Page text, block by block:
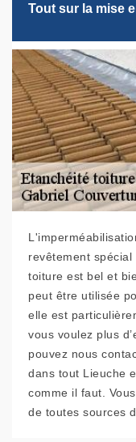
Tout sur la mise
revêtement
toiture est bel et
peut être utilisée
elle est
vous voulez plus
pouvez nous
dans tout Lieuche
comme il faut.
de toutes sources